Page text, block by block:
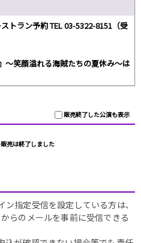
トラン予約 TEL 03-5322-8151（受
～笑顔溢れる海賊たちの夏休み～は
販売終了した公演も表示
売は終了しました
指定受信を設定している方は、
のメールを事前に受信できる